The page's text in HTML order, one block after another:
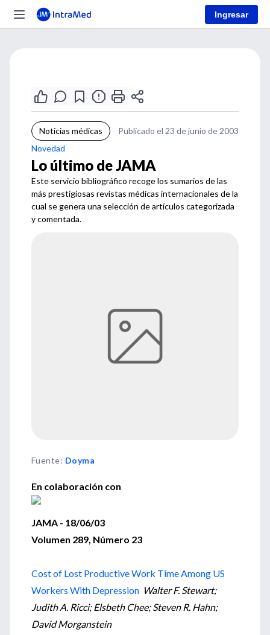
Ingresar
Noticias médicas
Publicado el 23 de junio de 2003
Novedad
Lo último de JAMA
Este servicio bibliográfico recoge los sumarios de las
más prestigiosas revistas médicas internacionales de la
cual se genera una selección de artículos categorizada
y comentada.
Fuente: Doyma
En colaboración con
JAMA - 18/06/03
Volumen 289, Número 23
Cost of Lost Productive Work Time Among US
Workers With Depression Walter F. Stewart;
Judith A. Ricci; Elsbeth Chee; Steven R. Hahn;
David Morganstein